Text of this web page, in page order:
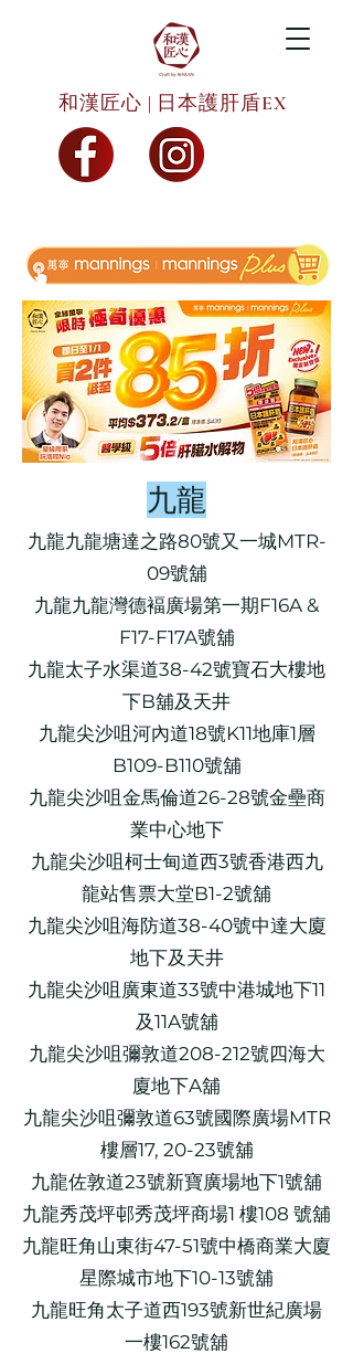
和漢匠心 | 日本護肝盾EX
九龍
九龍九龍塘達之路80號又一城MTR-
09號舖
九龍九龍灣德褔廣場第一期F16A &
F17-F17A號舖
九龍太子水渠道38-42號寶石大樓地
下B舖及天井
九龍尖沙咀河內道18號K11地庫1層
B109-B110號舖
九龍尖沙咀金馬倫道26-28號金壘商
業中心地下
九龍尖沙咀柯士甸道西3號香港西九
龍站售票大堂B1-2號舖
九龍尖沙咀海防道38-40號中達大廈
地下及天井
九龍尖沙咀廣東道33號中港城地下11
及11A號舖
九龍尖沙咀彌敦道208-212號四海大
廈地下A舖
九龍尖沙咀彌敦道63號國際廣場MTR
樓層17, 20-23號舖
九龍佐敦道23號新寶廣場地下1號舖
九龍秀茂坪邨秀茂坪商場1 樓108 號舖
九龍旺角山東街47-51號中橋商業大廈
星際城市地下10-13號舖
九龍旺角太子道西193號新世紀廣場
一樓162號舖